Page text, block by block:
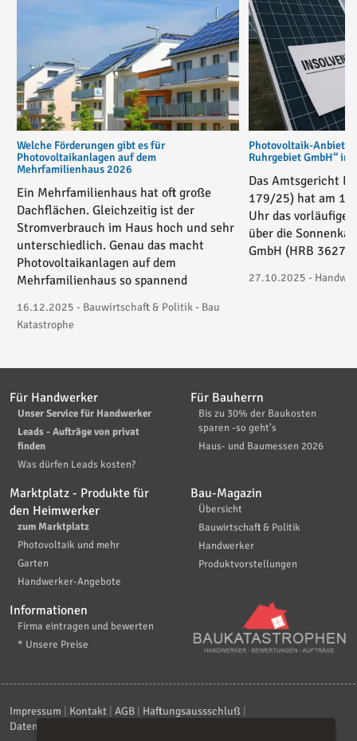
Welche Förderungen gibt es für
Photovoltaikanlagen auf dem
Mehrfamilienhaus 2026
Ein Mehrfamilienhaus hat oft große
Dachflächen. Gleichzeitig ist der
Stromverbrauch im Haus hoch und sehr
unterschiedlich. Genau das macht
Photovoltaikanlagen auf dem
Mehrfamilienhaus so spannend
16.12.2025 - Bauwirtschaft & Politik - Bau
Katastrophe
Photovoltaik-Anbieter
Ruhrgebiet GmbH“ in
Das Amtsgericht
179/25) hat am
Uhr das vorläufige
über die
GmbH (HRB
27.10.2025 -
Für Handwerker
Unser Service für Handwerker
Leads - Aufträge von privat
finden
Was dürfen Leads kosten?
Für Bauherrn
Bis zu 30% der Baukosten
sparen -so geht's
Haus- und Baumessen 2026
Marktplatz - Produkte für
den Heimwerker
zum Marktplatz
Photovoltaik und mehr
Garten
Handwerker-Angebote
Bau-Magazin
Übersicht
Bauwirtschaft & Politik
Handwerker
Produktvorstellungen
Informationen
Firma eintragen und bewerten
* Unsere Preise
Impressum Kontakt AGB Haftungsaussschluß
Datenschutzerklärung